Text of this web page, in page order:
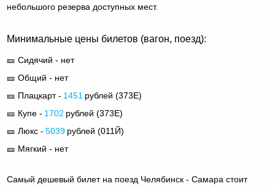
небольшого резерва доступных мест.
Минимальные цены билетов (вагон, поезд):
🎫 Сидячий - нет
🎫 Общий - нет
🎫 Плацкарт - 1451 рублей (373Е)
🎫 Купе - 1702 рублей (373Е)
🎫 Люкс - 5039 рублей (011Й)
🎫 Мягкий - нет
Самый дешевый билет на поезд Челябинск - Самара стоит